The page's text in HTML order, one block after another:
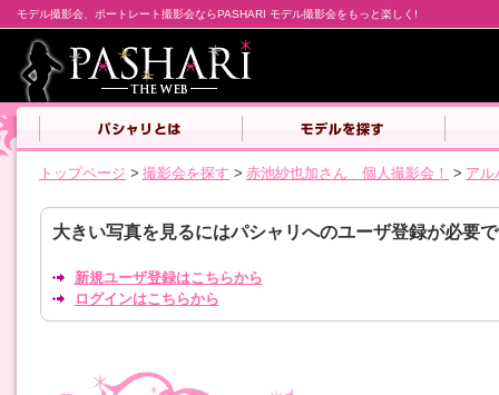
モデル撮影会、ポートレート撮影会ならPASHARI モデル撮影会をもっと楽しく!
トップページ > 撮影会を探す > 赤池紗也加さん 個人撮影会！ > アル
大きい写真を見るにはパシャリへのユーザ登録が必要
新規ユーザ登録はこちらから
ログインはこちらから